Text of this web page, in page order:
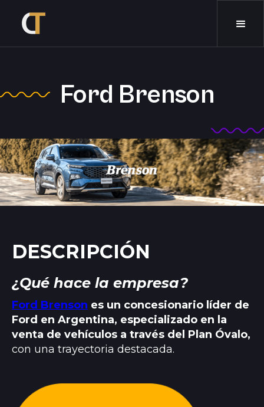
Ford Brenson
DESCRIPCIÓN
¿Qué hace la empresa?
Ford Brenson es un concesionario líder de
Ford en Argentina, especializado en la
venta de vehículos a través del Plan Óvalo,
con una trayectoria destacada.